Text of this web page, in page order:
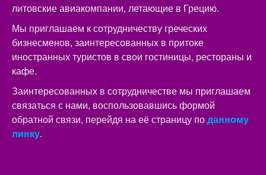
литовские авиакомпании, летающие в Грецию.
Мы приглашаем к сотрудничеству греческих
бизнесменов, заинтересованных в притоке
иностранных туристов в свои гостиницы, рестораны и
кафе.
Заинтересованных в сотрудничестве мы приглашаем
связаться с нами, воспользовавшись формой
обратной связи, перейдя на её страницу по данному
линку.